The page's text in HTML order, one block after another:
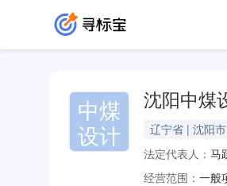
中煤
设计
沈阳中煤
辽宁省 | 沈阳市
法定代表人： 马
经营范围：